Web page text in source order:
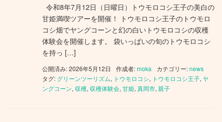
令和8年7月12日（日曜日）トウモロコシ王子の美白の
甘姫満喫ツアーを開催！ トウモロコシ王子のトウモロ
コシ畑でヤングコーンと幻の白いトウモロコシの収穫
体験会を開催します。 袋いっぱいの旬のトウモロコシ
を持っ […]
公開済み: 2026年5月12日 作成者:moka カテゴリー:news
タグ: グリーンツーリズム, トウモロコシ, トウモロコシ王子, ヤ
ングコーン, 収穫, 収穫体験会, 甘姫, 真岡市, 親子